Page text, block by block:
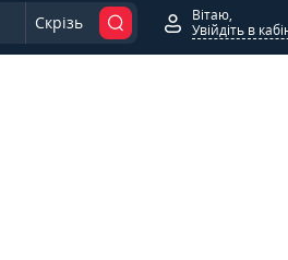
Скрізь
Вітаю,
Увійдіть в